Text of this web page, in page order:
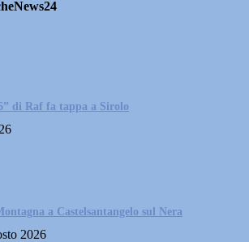
di Raf fa tappa a Sirolo
a Castelsantangelo sul Nera
2026